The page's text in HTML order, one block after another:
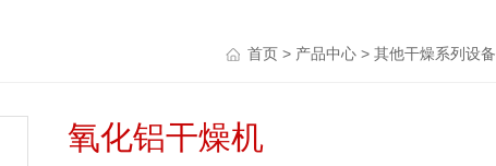
首页 > 产品中心 > 其他干燥系列设备
氧化铝干燥机